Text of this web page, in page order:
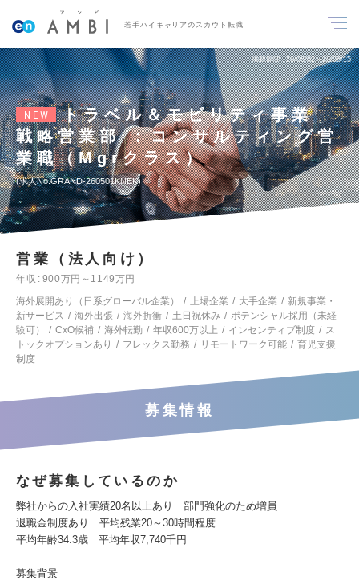
若手ハイキャリアのスカウト転職
掲載期間 26/08/02～26/08/15
NEW
トラベル＆モビリティ事業
戦略営業部 ：コンサルティング営
業職（Mgrクラス）
求人No.GRAND-260501KNEK
営業（法人向け）
年収
900万円～1149万円
海外展開あり（日系グローバル企業）
上場企業 大手企業
新規事業・
新サービス
海外出張 海外折衝 土日祝休み
ポテンシャル採用（未経
験可）
CxO候補 海外転勤 年収600万以上 インセンティブ制度
ス
トックオプションあり
フレックス勤務 リモートワーク可能
育児支援
制度
募集情報
なぜ募集しているのか
弊社からの入社実績20名以上あり 部門強化のため増員
退職金制度あり 平均残業20～30時間程度
平均年齢34.3歳 平均年収7,740千円
募集背景